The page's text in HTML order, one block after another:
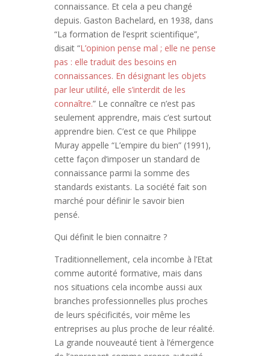
connaissance. Et cela a peu changé
depuis. Gaston Bachelard, en 1938, dans
“La formation de l’esprit scientifique”,
disait “L’opinion pense mal ; elle ne pense
pas : elle traduit des besoins en
connaissances. En désignant les objets
par leur utilité, elle s’interdit de les
connaître.” Le connaître ce n’est pas
seulement apprendre, mais c’est surtout
apprendre bien. C’est ce que Philippe
Muray appelle “L’empire du bien” (1991),
cette façon d’imposer un standard de
connaissance parmi la somme des
standards existants. La société fait son
marché pour définir le savoir bien
pensé.
Qui définit le bien connaitre ?
Traditionnellement, cela incombe à l’Etat
comme autorité formative, mais dans
nos situations cela incombe aussi aux
branches professionnelles plus proches
de leurs spécificités, voir même les
entreprises au plus proche de leur réalité.
La grande nouveauté tient à l’émergence